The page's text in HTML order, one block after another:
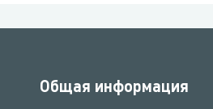
Общая информация